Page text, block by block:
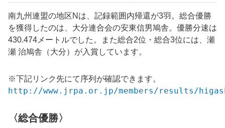
南九州連盟の地区Nは、記録範囲内帰還が3羽。総合優勝
を獲得したのは、大分連合会の安東信男鳩舎。優勝分速は
430.474メートルでした。また総合2位・総合3位には、瀬
瀬 治鳩舎（大分）が入賞しています。
※下記リンク先にて序列が確認できます。
http://www.jrpa.or.jp/members/results/
〈総合優勝〉